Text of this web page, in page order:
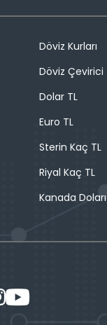
Döviz Kurları
Döviz Çevirici
Dolar TL
Euro TL
Sterin Kaç TL
Riyal Kaç TL
Kanada Doları